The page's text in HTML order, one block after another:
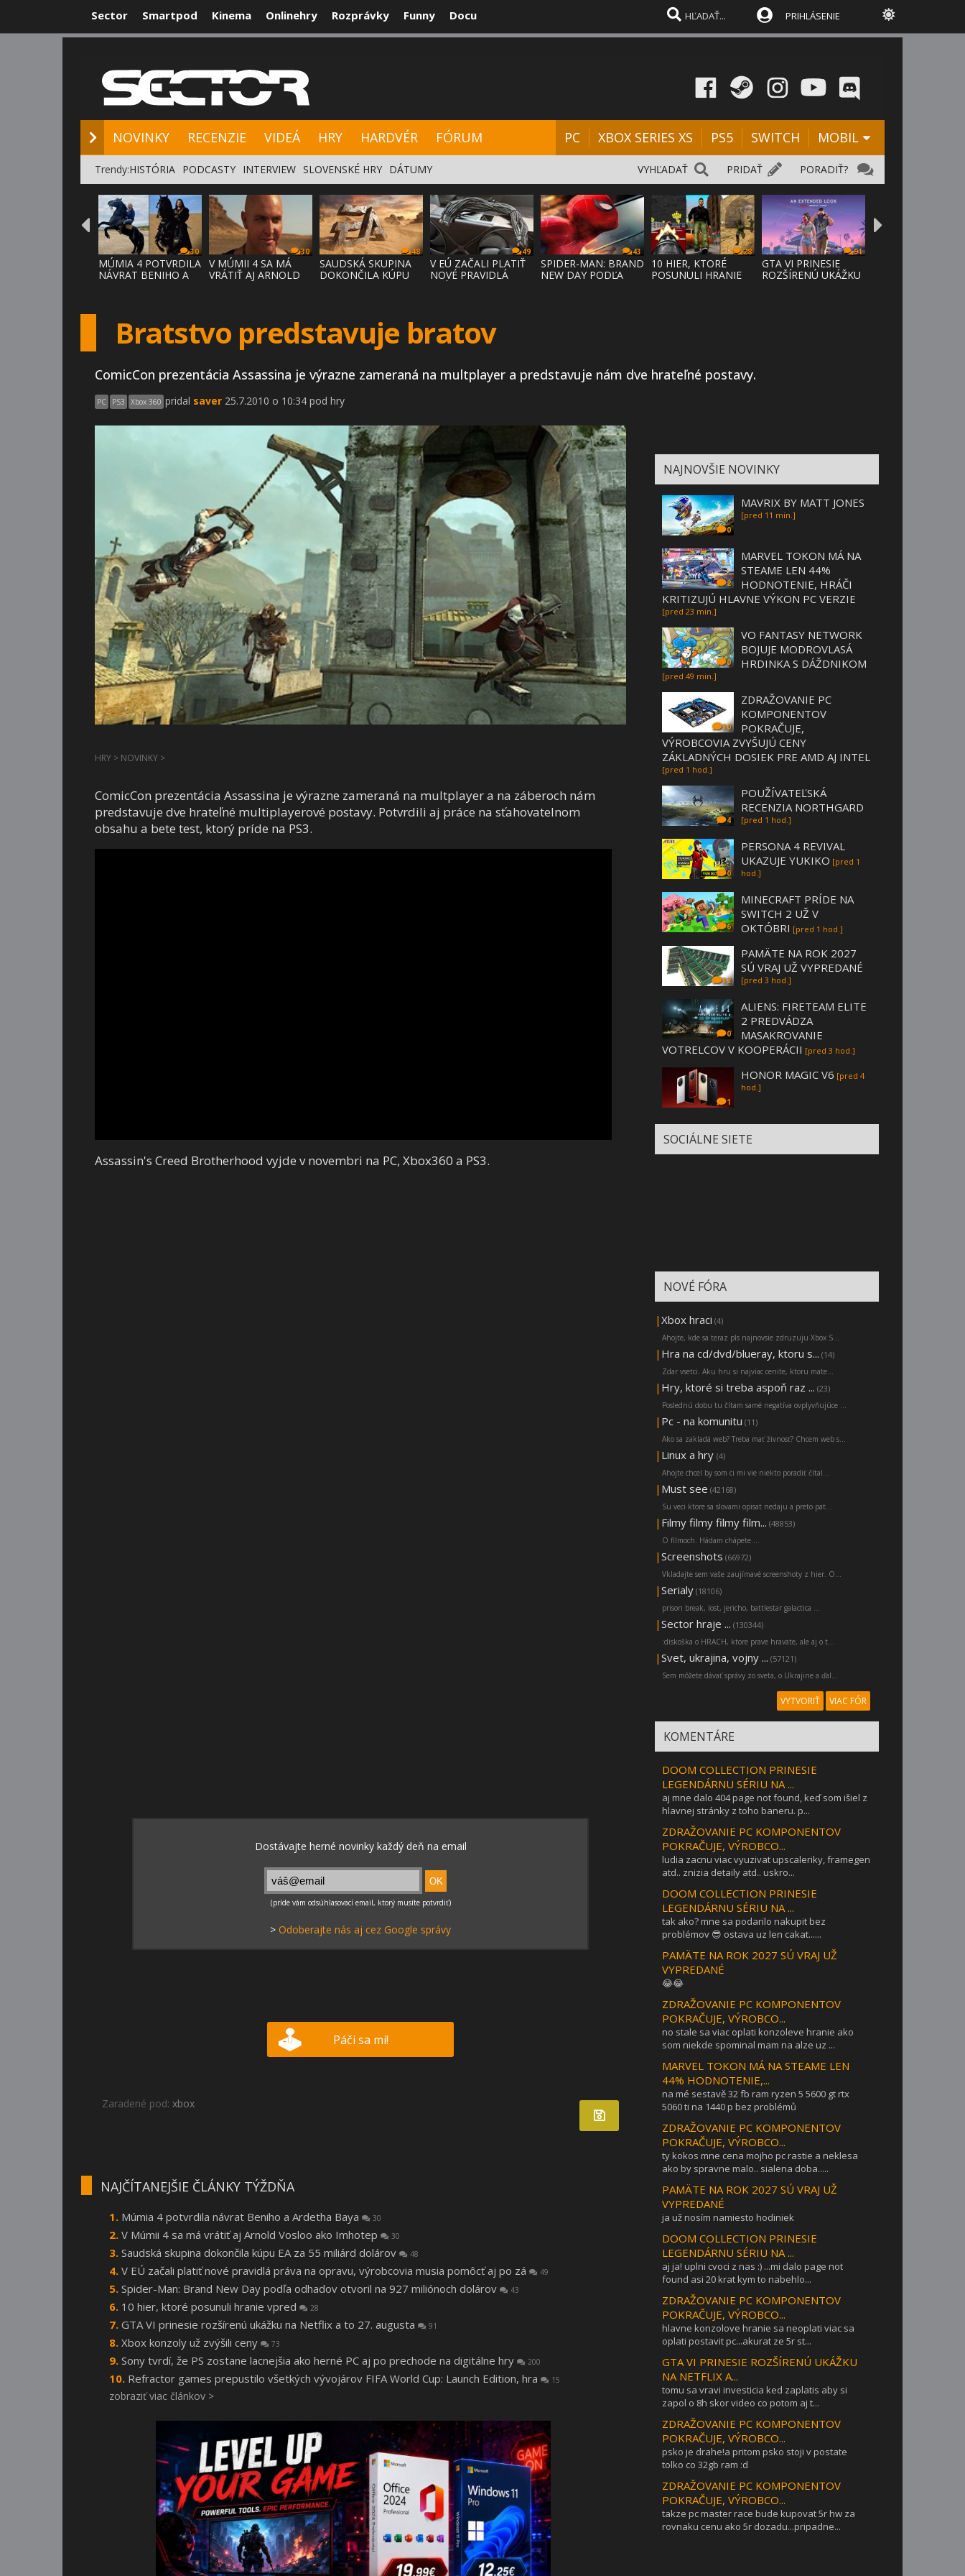
Sector Smartpod Kinema Onlinehry Rozprávky Funny Docu PRIHLÁSENIE
NOVINKY RECENZIE VIDEÁ HRY HARDVÉR FÓRUM PC XBOX SERIES XS PS5 SWITCH MOBIL
PORADIŤ?
PRIDAŤ
VYHĽADAŤ
Trendy:HISTÓRIA PODCASTY INTERVIEW SLOVENSKÉ HRY DÁTUMY
30
MÚMIA 4 POTVRDILA
NÁVRAT BENIHO A
30
V MÚMII 4 SA MÁ
VRÁTIŤ AJ ARNOLD
48
SAUDSKÁ SKUPINA
DOKONČILA KÚPU
49
V EÚ ZAČALI PLATIŤ
NOVÉ PRAVIDLÁ
43
SPIDER-MAN: BRAND
NEW DAY PODĽA
28
10 HIER, KTORÉ
POSUNULI HRANIE
91
GTA VI PRINESIE
ROZŠÍRENÚ UKÁŽKU
Bratstvo predstavuje bratov
ComicCon prezentácia Assassina je výrazne zameraná na multplayer a predstavuje nám dve hrateľné postavy.
PC PS3 Xbox 360 pridal saver 25.7.2010 o 10:34 pod hry
HRY > NOVINKY >
ComicCon prezentácia Assassina je výrazne zameraná na multplayer a na záberoch nám
predstavuje dve hrateľné multiplayerové postavy. Potvrdili aj práce na sťahovatelnom
obsahu a bete test, ktorý príde na PS3.
Assassin's Creed Brotherhood vyjde v novembri na PC, Xbox360 a PS3.
> Odoberajte nás aj cez Google správy
Páči sa mi!
Zaradené pod: xbox
NAJČÍTANEJŠIE ČLÁNKY TÝŽDŇA
Múmia 4 potvrdila návrat Beniho a Ardetha Baya 30
V Múmii 4 sa má vrátiť aj Arnold Vosloo ako Imhotep 30
Saudská skupina dokončila kúpu EA za 55 miliárd dolárov 48
V EÚ začali platiť nové pravidlá práva na opravu, výrobcovia musia pomôcť aj po zá 49
Spider-Man: Brand New Day podľa odhadov otvoril na 927 miliónoch dolárov 43
10 hier, ktoré posunuli hranie vpred 28
GTA VI prinesie rozšírenú ukážku na Netflix a to 27. augusta 91
Xbox konzoly už zvýšili ceny 73
Sony tvrdí, že PS zostane lacnejšia ako herné PC aj po prechode na digitálne hry 200
Refractor games prepustilo všetkých vývojárov FIFA World Cup: Launch Edition, hra 15
zobraziť viac článkov >
NAJNOVŠIE NOVINKY
0
MAVRIX BY MATT JONES
[pred 11 min.]
2
MARVEL TOKON MÁ NA
STEAME LEN 44%
HODNOTENIE, HRÁČI
KRITIZUJÚ HLAVNE VÝKON PC VERZIE
[pred 23 min.]
0
VO FANTASY NETWORK
BOJUJE MODROVLASÁ
HRDINKA S DÁŽDNIKOM
[pred 49 min.]
30
ZDRAŽOVANIE PC
KOMPONENTOV
POKRAČUJE,
VÝROBCOVIA ZVYŠUJÚ CENY
ZÁKLADNÝCH DOSIEK PRE AMD AJ INTEL
[pred 1 hod.]
4
POUŽÍVATEĽSKÁ
RECENZIA NORTHGARD
[pred 1 hod.]
0
PERSONA 4 REVIVAL
UKAZUJE YUKIKO [pred 1
hod.]
6
MINECRAFT PRÍDE NA
SWITCH 2 UŽ V
OKTÓBRI [pred 1 hod.]
32
PAMÄTE NA ROK 2027
SÚ VRAJ UŽ VYPREDANÉ
[pred 3 hod.]
0
ALIENS: FIRETEAM ELITE
2 PREDVÁDZA
MASAKROVANIE
VOTRELCOV V KOOPERÁCII [pred 3 hod.]
1
HONOR MAGIC V6 [pred 4
hod.]
SOCIÁLNE SIETE
NOVÉ FÓRA
| Xbox hraci (4)
Ahojte, kde sa teraz pls najnovsie zdruzuju Xbox S...
| Hra na cd/dvd/blueray, ktoru s... (14)
Zdar vsetci. Aku hru si najviac cenite, ktoru mate...
| Hry, ktoré si treba aspoň raz ... (23)
Poslednú dobu tu čítam samé negatíva ovplyvňujúce ...
| Pc - na komunitu (11)
Ako sa zakladá web? Treba mať živnosť? Chcem web s...
| Linux a hry (4)
Ahojte chcel by som ci mi vie niekto poradiť čítal...
| Must see (42168)
Su veci ktore sa slovami opisat nedaju a preto pat...
| Filmy filmy filmy film... (48853)
O filmoch. Hádam chápete....
| Screenshots (66972)
Vkladajte sem vaše zaujímavé screenshoty z hier. O...
| Serialy (18106)
prison break, lost, jericho, battlestar galactica ...
| Sector hraje ... (130344)
:diskoška o HRACH, ktore prave hravate, ale aj o t...
| Svet, ukrajina, vojny ... (57121)
Sem môžete dávať správy zo sveta, o Ukrajine a ďal...
VYTVORIŤ VIAC FÓR
KOMENTÁRE
DOOM COLLECTION PRINESIE
LEGENDÁRNU SÉRIU NA ...
aj mne dalo 404 page not found, keď som išiel z
hlavnej stránky z toho baneru. p...
ZDRAŽOVANIE PC KOMPONENTOV
POKRAČUJE, VÝROBCO...
ludia zacnu viac vyuzivat upscaleriky, framegen
atd.. znizia detaily atd.. uskro...
DOOM COLLECTION PRINESIE
LEGENDÁRNU SÉRIU NA ...
tak ako? mne sa podarilo nakupit bez
problémov 😎 ostava uz len cakat......
PAMÄTE NA ROK 2027 SÚ VRAJ UŽ
VYPREDANÉ
😂😂
ZDRAŽOVANIE PC KOMPONENTOV
POKRAČUJE, VÝROBCO...
no stale sa viac oplati konzoleve hranie ako
som niekde spominal mam na alze uz ...
MARVEL TOKON MÁ NA STEAME LEN
44% HODNOTENIE,...
na mé sestavě 32 fb ram ryzen 5 5600 gt rtx
5060 ti na 1440 p bez problémů
ZDRAŽOVANIE PC KOMPONENTOV
POKRAČUJE, VÝROBCO...
ty kokos mne cena mojho pc rastie a neklesa
ako by spravne malo.. sialena doba.....
PAMÄTE NA ROK 2027 SÚ VRAJ UŽ
VYPREDANÉ
ja už nosím namiesto hodiniek
DOOM COLLECTION PRINESIE
LEGENDÁRNU SÉRIU NA ...
aj ja! uplni cvoci z nas :) ...mi dalo page not
found asi 20 krat kym to nabehlo...
ZDRAŽOVANIE PC KOMPONENTOV
POKRAČUJE, VÝROBCO...
hlavne konzolove hranie sa neoplati viac sa
oplati postavit pc...akurat ze 5r st...
GTA VI PRINESIE ROZŠÍRENÚ UKÁŽKU
NA NETFLIX A...
tomu sa vravi investicia ked zaplatis aby si
zapol o 8h skor video co potom aj t...
ZDRAŽOVANIE PC KOMPONENTOV
POKRAČUJE, VÝROBCO...
psko je drahe!a pritom psko stoji v postate
tolko co 32gb ram :d
ZDRAŽOVANIE PC KOMPONENTOV
POKRAČUJE, VÝROBCO...
takze pc master race bude kupovat 5r hw za
rovnaku cenu ako 5r dozadu...pripadne...